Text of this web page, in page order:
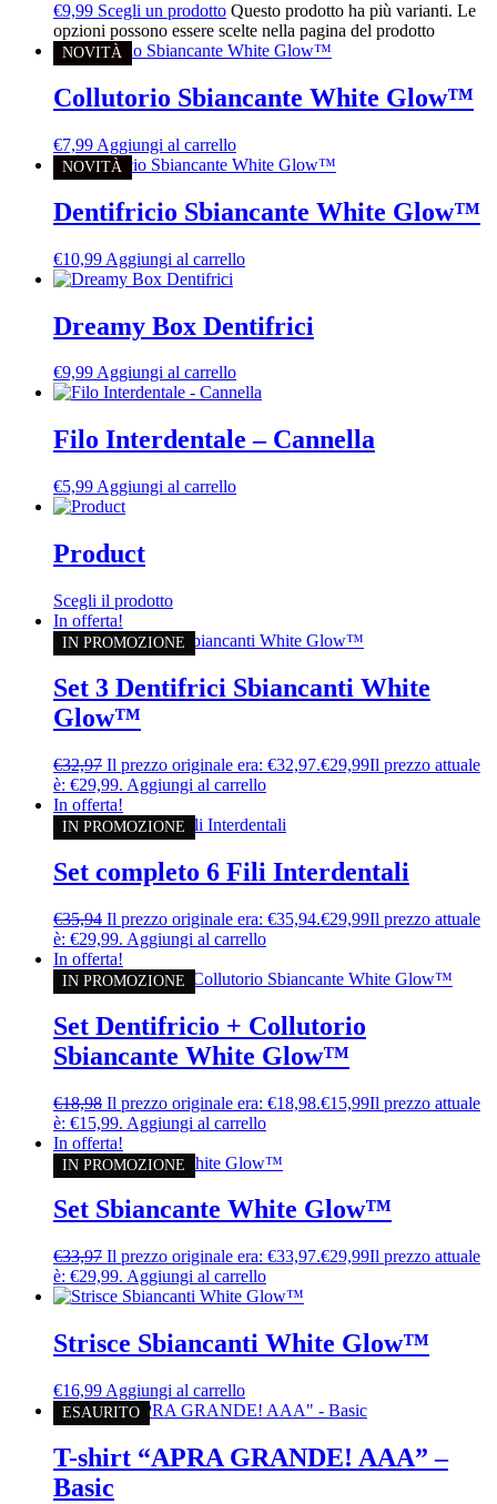
€9,99 Scegli un prodotto Questo prodotto ha più varianti. Le
opzioni possono essere scelte nella pagina del prodotto
NOVITÀ
Collutorio Sbiancante White Glow™
€7,99 Aggiungi al carrello
NOVITÀ
Dentifricio Sbiancante White Glow™
€10,99 Aggiungi al carrello
Dreamy Box Dentifrici
€9,99Aggiungi al carrello
Filo Interdentale – Cannella
€5,99 Aggiungi al carrello
Product
Scegli il prodotto
In offerta!
IN PROMOZIONE
Set 3 Dentifrici Sbiancanti White
Glow™
€32,97 Il prezzo originale era: €32,97.€29,99Il prezzo attuale
è: €29,99. Aggiungi al carrello
In offerta!
IN PROMOZIONE
Set completo 6 Fili Interdentali
€35,94 Il prezzo originale era: €35,94.€29,99Il prezzo attuale
è: €29,99. Aggiungi al carrello
In offerta!
IN PROMOZIONE
Set Dentifricio + Collutorio
Sbiancante White Glow™
€18,98 Il prezzo originale era: €18,98.€15,99Il prezzo attuale
è: €15,99. Aggiungi al carrello
In offerta!
IN PROMOZIONE
Set Sbiancante White Glow™
€33,97 Il prezzo originale era: €33,97.€29,99Il prezzo attuale
è: €29,99. Aggiungi al carrello
Strisce Sbiancanti White Glow™
€16,99 Aggiungi al carrello
ESAURITO
T-shirt “APRA GRANDE! AAA” –
Basic